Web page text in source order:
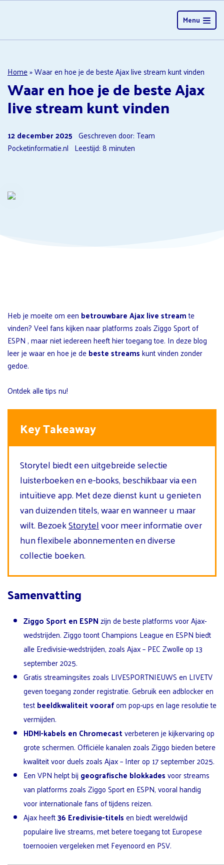
Menu
Home»Waar en hoe je de beste Ajax live stream kunt vinden
Waar en hoe je de beste Ajax
live stream kunt vinden
12 december 2025 Geschreven door: Team
Pocketinformatie.nl Leestijd:8minuten
Heb je moeite om een betrouwbare Ajax live streamte
vinden? Veel fans kijken naar platforms zoals Ziggo Sport of
ESPN , maar niet iedereen heeft hier toegang toe. In deze blog
leer je waar en hoe je debeste streamskunt vinden zonder
gedoe.
Ontdek alle tips nu!
Key Takeaway
Storytel biedt een uitgebreide selectie
luisterboeken en e-books, beschikbaar via een
intuïtieve app. Met deze dienst kunt u genieten
van duizenden titels, waar en wanneer u maar
wilt. BezoekStorytelvoor meer informatie over
hun flexibele abonnementen en diverse
collectie boeken.
Samenvatting
Ziggo Sport en ESPNzijn de beste platforms voor Ajax-
wedstrijden. Ziggo toont Champions League en ESPN biedt
alle Eredivisie-wedstrijden, zoals Ajax – PEC Zwolle op 13
september 2025.
Gratis streamingsites zoals LIVESPORTNIEUWS en LIVETV
geven toegang zonder registratie. Gebruik een adblocker en
testbeeldkwaliteit voorafom pop-ups en lage resolutie te
vermijden.
HDMI-kabels en Chromecastverbeteren je kijkervaring op
grote schermen. Officiële kanalen zoals Ziggo bieden betere
kwaliteit voor duels zoals Ajax – Inter op 17 september 2025.
Een VPN helpt bij geografische blokkadesvoor streams
van platforms zoals Ziggo Sport en ESPN, vooral handig
voor internationale fans of tijdens reizen.
Ajax heeft36 Eredivisie-titelsen biedt wereldwijd
populaire live streams, met betere toegang tot Europese
toernooien vergeleken met Feyenoord en PSV.